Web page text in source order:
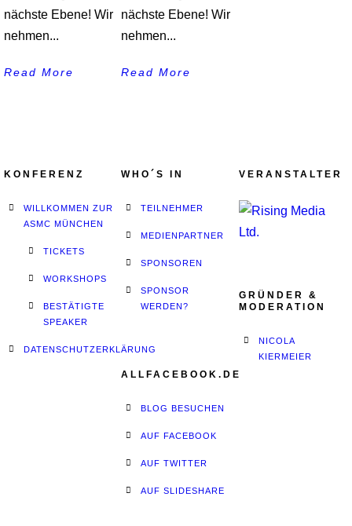
nächste Ebene! Wir
nehmen...
Read More
nächste Ebene! Wir
nehmen...
Read More
KONFERENZ
WILLKOMMEN ZUR
ASMC MÜNCHEN
TICKETS
WORKSHOPS
BESTÄTIGTE
SPEAKER
DATENSCHUTZERKLÄRUNG
WHO´S IN
TEILNEHMER
MEDIENPARTNER
SPONSOREN
SPONSOR
WERDEN?
ALLFACEBOOK.DE
BLOG BESUCHEN
AUF FACEBOOK
AUF TWITTER
AUF SLIDESHARE
VERANSTALTER
GRÜNDER &
MODERATION
NICOLA
KIERMEIER